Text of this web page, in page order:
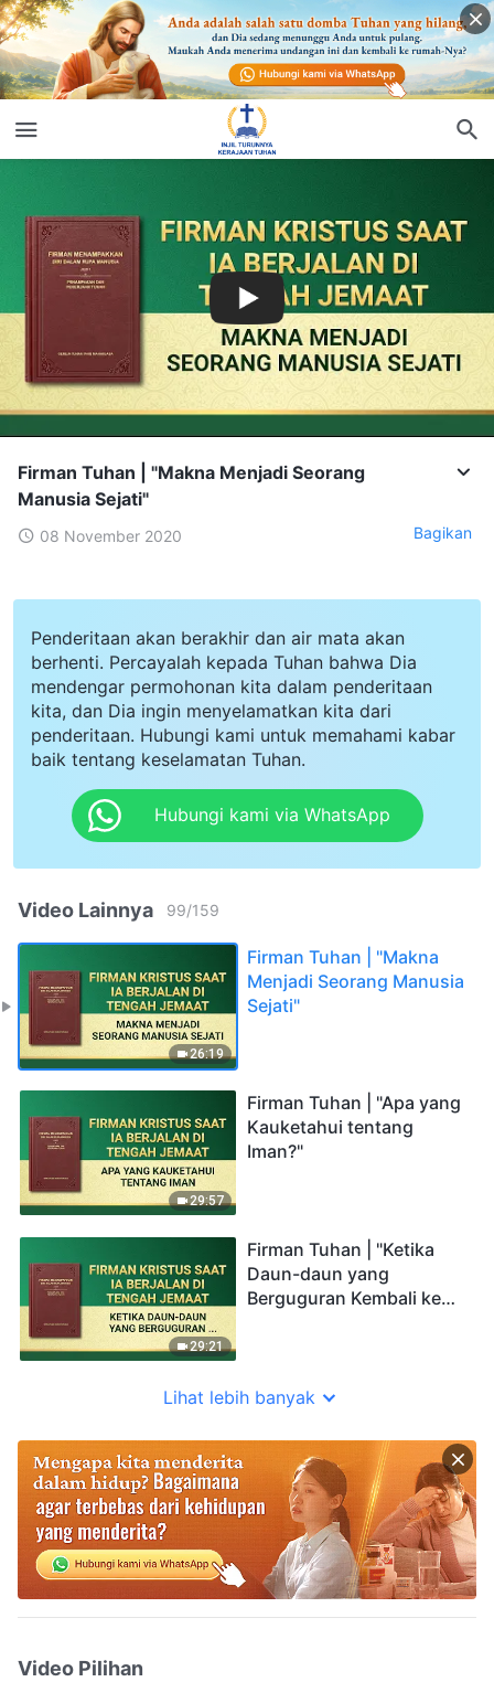
Firman Tuhan | "Makna Menjadi Seorang
Manusia Sejati"
08 November 2020 Bagikan
Penderitaan akan berakhir dan air mata akan
berhenti. Percayalah kepada Tuhan bahwa Dia
mendengar permohonan kita dalam penderitaan
kita, dan Dia ingin menyelamatkan kita dari
penderitaan. Hubungi kami untuk memahami kabar
baik tentang keselamatan Tuhan.
Hubungi kami via WhatsApp
Video Lainnya 99/159
26:19
Firman Tuhan | "Makna
Menjadi Seorang Manusia
Sejati"
29:57
Firman Tuhan | "Apa yang
Kauketahui tentang
Iman?"
29:21
Firman Tuhan | "Ketika
Daun-daun yang
Berguguran Kembali ke
Engkau Perbuat"
Lihat lebih banyak
Video Pilihan